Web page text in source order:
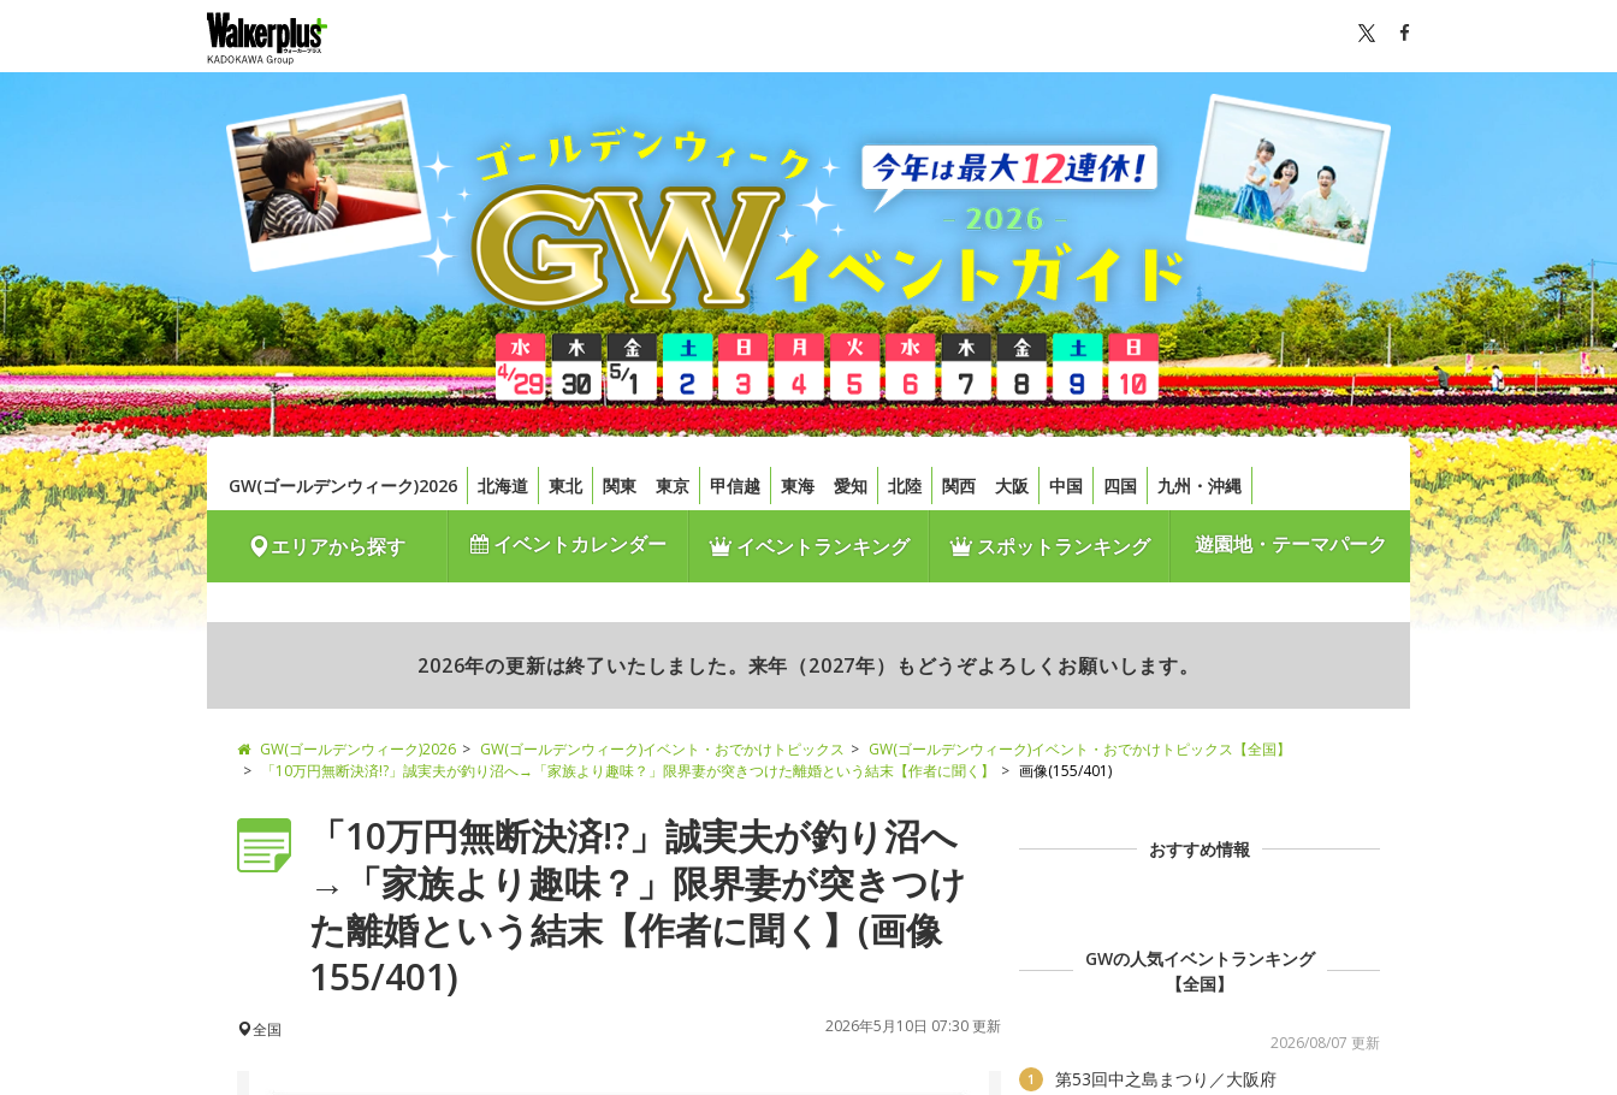
GW(ゴールデンウィーク)2026 北海道 東北 関東 東京 甲信越 東海 愛知 北陸 関西 大阪 中国 四国 九州・沖縄
エリアから探す イベントカレンダー イベントランキング スポットランキング 遊園地・テーマパーク
2026年の更新は終了いたしました。来年（2027年）もどうぞよろしくお願いします。
GW(ゴールデンウィーク)2026 GW(ゴールデンウィーク)イベント・おでかけトピックス
GW(ゴールデンウィーク)イベント・おでかけトピックス【全国】
「10万円無断決済!?」誠実夫が釣り沼へ→「家族より趣味？」限界妻が突きつけた離婚という結末【作者に聞く】
画像(155/401)
「10万円無断決済!?」誠実夫が釣り沼へ
→「家族より趣味？」限界妻が突きつけ
た離婚という結末【作者に聞く】(画像
155/401)
全国 2026年5月10日 07:30 更新
おすすめ情報
GWの人気イベントランキング
【全国】
2026/08/07 更新
1 第53回中之島まつり／大阪府